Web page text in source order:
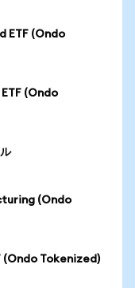
ETF (Ondo
(Ondo
(Ondo
(Ondo Tokenized)